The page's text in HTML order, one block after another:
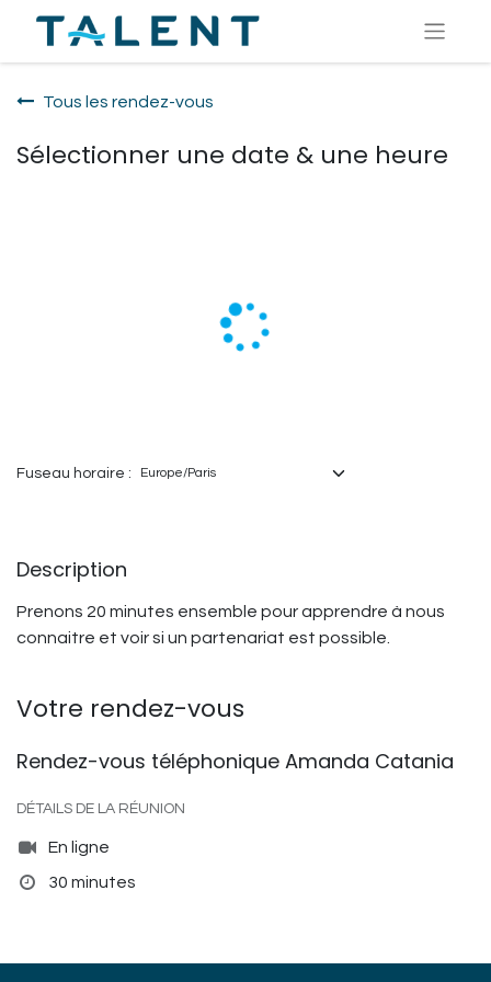
Tous les rendez-vous
Sélectionner une date & une heure
Fuseau horaire :
Description
Prenons 20 minutes ensemble pour apprendre à nous
connaitre et voir si un partenariat est possible.
Votre rendez-vous
Rendez-vous téléphonique Amanda Catania
DÉTAILS DE LA RÉUNION
En ligne
30 minutes